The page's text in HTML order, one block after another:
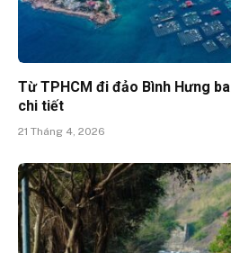
Từ TPHCM đi đảo Bình Hưng
chi tiết
21 Tháng 4, 2026